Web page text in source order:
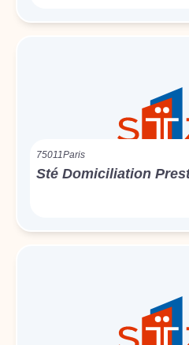
75011Paris
Sté Domiciliation